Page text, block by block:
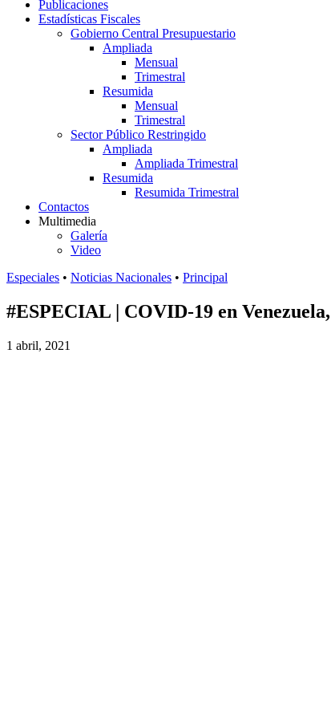
Publicaciones
Estadísticas Fiscales
Gobierno Central Presupuestario
Ampliada
Mensual
Trimestral
Resumida
Mensual
Trimestral
Sector Público Restringido
Ampliada
Ampliada Trimestral
Resumida
Resumida Trimestral
Contactos
Multimedia
Galería
Video
Especiales • Noticias Nacionales • Principal
#ESPECIAL | COVID-19 en
1 abril, 2021